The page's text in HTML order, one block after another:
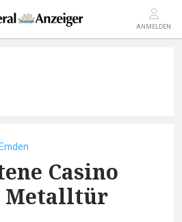
ANMELDEN
Casino
Metalltür